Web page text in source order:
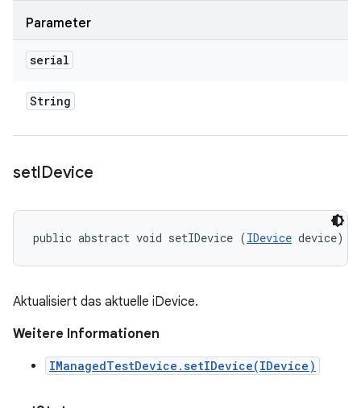
Parameter
serial
String
setIDevice
public abstract void setIDevice (IDevice device)
Aktualisiert das aktuelle iDevice.
Weitere Informationen
IManagedTestDevice.setIDevice(IDevice)